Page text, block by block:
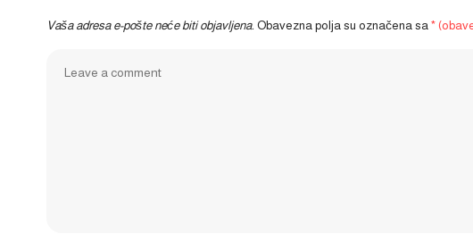
Vaša adresa e-pošte neće biti objavljena. Obavezna polja su označena sa *